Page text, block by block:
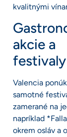
kvalitnými
akcie a
festivaly
Valencia
samotné
zamerané na
napríklad
okrem osláv a